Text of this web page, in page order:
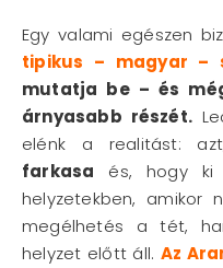
Egy valami egészen
tipikus – magyar –
mutatja be – és
árnyasabb részét.
elénk a realitást:
farkasa és, hogy ki
helyzetekben,
megélhetés a tét,
helyzet előtt áll. Az